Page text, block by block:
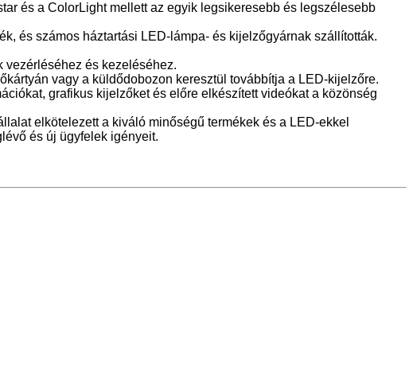
és a ColorLight mellett az egyik legsikeresebb és legszélesebb
és számos háztartási LED-lámpa- és kijelzőgyárnak szállították.
vezérléséhez és kezeléséhez.
vagy a küldődobozon keresztül továbbítja a LED-kijelzőre.
grafikus kijelzőket és előre elkészített videókat a közönség
elkötelezett a kiváló minőségű termékek és a LED-ekkel
és új ügyfelek igényeit.